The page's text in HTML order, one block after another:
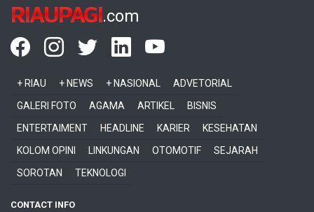
RIAUPAGI.com
+ RIAU + NEWS + NASIONAL
ADVETORIAL
GALERI FOTO
AGAMA ARTIKEL
BISNIS
ENTERTAIMENT
HEADLINE KARIER
KESEHATAN
KOLOM OPINI
LINKUNGAN OTOMOTIF
SEJARAH
SOROTAN
TEKNOLOGI
CONTACT INFO